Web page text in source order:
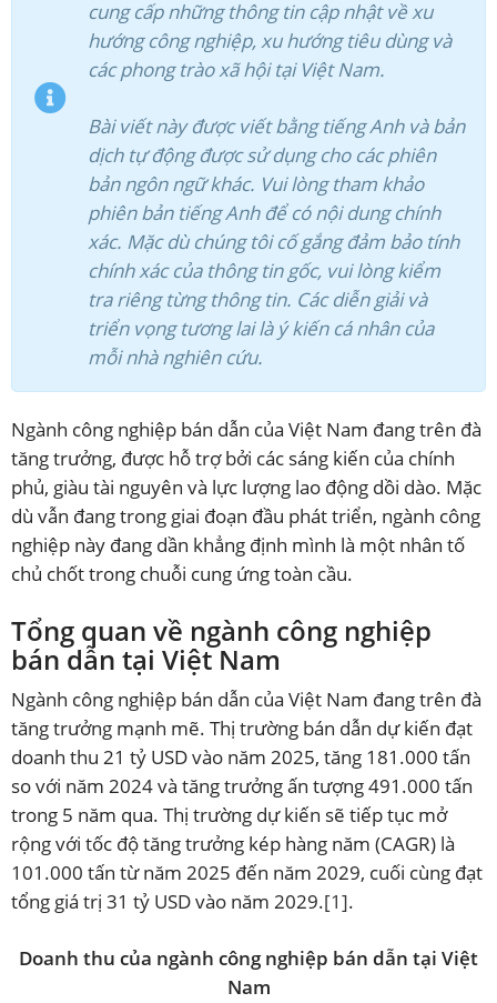
cung cấp những thông tin cập nhật về xu
hướng công nghiệp, xu hướng tiêu dùng và
các phong trào xã hội tại Việt Nam.
Bài viết này được viết bằng tiếng Anh và bản
dịch tự động được sử dụng cho các phiên
bản ngôn ngữ khác. Vui lòng tham khảo
phiên bản tiếng Anh để có nội dung chính
xác. Mặc dù chúng tôi cố gắng đảm bảo tính
chính xác của thông tin gốc, vui lòng kiểm
tra riêng từng thông tin. Các diễn giải và
triển vọng tương lai là ý kiến cá nhân của
mỗi nhà nghiên cứu.
Ngành công nghiệp bán dẫn của Việt Nam đang trên đà
tăng trưởng, được hỗ trợ bởi các sáng kiến của chính
phủ, giàu tài nguyên và lực lượng lao động dồi dào. Mặc
dù vẫn đang trong giai đoạn đầu phát triển, ngành công
nghiệp này đang dần khẳng định mình là một nhân tố
chủ chốt trong chuỗi cung ứng toàn cầu.
Tổng quan về ngành công nghiệp
bán dẫn tại Việt Nam
Ngành công nghiệp bán dẫn của Việt Nam đang trên đà
tăng trưởng mạnh mẽ. Thị trường bán dẫn dự kiến đạt
doanh thu 21 tỷ USD vào năm 2025, tăng 181.000 tấn
so với năm 2024 và tăng trưởng ấn tượng 491.000 tấn
trong 5 năm qua. Thị trường dự kiến sẽ tiếp tục mở
rộng với tốc độ tăng trưởng kép hàng năm (CAGR) là
101.000 tấn từ năm 2025 đến năm 2029, cuối cùng đạt
tổng giá trị 31 tỷ USD vào năm 2029.[1].
Doanh thu của ngành công nghiệp bán dẫn tại Việt
Nam